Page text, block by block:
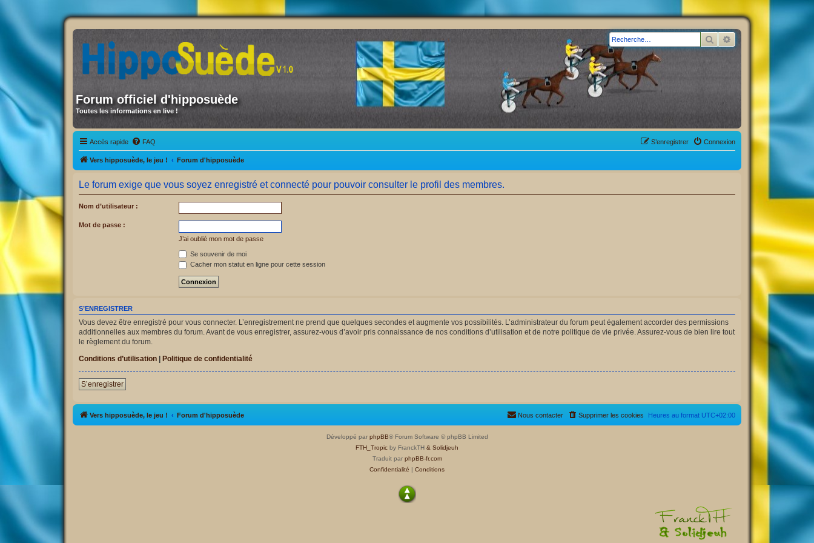
Forum officiel d'hipposuède
Toutes les informations en live !
Rechercher
Accès rapide FAQ Connexion
S’enregistrer
Vers hipposuède, le jeu ! Forum d'hipposuède
Le forum exige que vous soyez enregistré et connecté pour pouvoir consulter le profil des membres.
Nom d’utilisateur :
Mot de passe :
J’ai oublié mon mot de passe
Se souvenir de moi
Cacher mon statut en ligne pour cette session
S’ENREGISTRER
Vous devez être enregistré pour vous connecter. L’enregistrement ne prend que quelques secondes et augmente vos possibilités. L’administrateur du forum peut également accorder des permissions
additionnelles aux membres du forum. Avant de vous enregistrer, assurez-vous d’avoir pris connaissance de nos conditions d’utilisation et de notre politique de vie privée. Assurez-vous de bien lire tout
le règlement du forum.
Conditions d’utilisation
Politique de confidentialité
S’enregistrer
Vers hipposuède, le jeu ! Forum d'hipposuède Heures au format UTC+02:00
Supprimer les cookies
Nous contacter
Développé par phpBB® Forum Software © phpBB Limited
FTH_Tropic by FranckTH & Solidjeuh
Traduit par phpBB-fr.com
Confidentialité | Conditions